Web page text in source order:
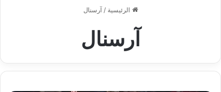
الرئيسية / آرسنال
آرسنال